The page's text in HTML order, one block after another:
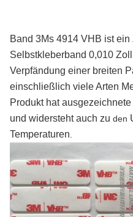
Band 3Ms 4914 VHB ist ein
Selbstkleberband 0,010
Verpfändung einer breiten
einschließlich viele Arten
Produkt hat
und widersteht auch zu den
Temperaturen